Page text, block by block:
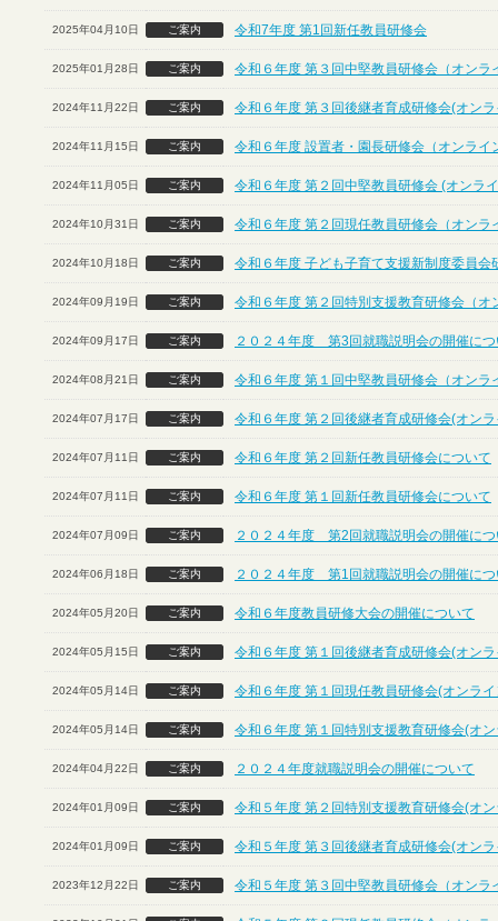
2025年04月10日 ご案内 令和7年度 第1回新任教員研修会
2025年01月28日 ご案内 令和６年度 第３回中堅教員研修会（オンラ
2024年11月22日 ご案内 令和６年度 第３回後継者育成研修会(オン
2024年11月15日 ご案内 令和６年度 設置者・園長研修会（オンライ
2024年11月05日 ご案内 令和６年度 第２回中堅教員研修会 (オンラ
2024年10月31日 ご案内 令和６年度 第２回現任教員研修会（オンラ
2024年10月18日 ご案内 令和６年度 子ども子育て支援新制度委員会
2024年09月19日 ご案内 令和６年度 第２回特別支援教育研修会（オ
2024年09月17日 ご案内 ２０２４年度 第3回就職説明会の開催につ
2024年08月21日 ご案内 令和６年度 第１回中堅教員研修会（オンラ
2024年07月17日 ご案内 令和６年度 第２回後継者育成研修会(オン
2024年07月11日 ご案内 令和６年度 第２回新任教員研修会について
2024年07月11日 ご案内 令和６年度 第１回新任教員研修会について
2024年07月09日 ご案内 ２０２４年度 第2回就職説明会の開催につ
2024年06月18日 ご案内 ２０２４年度 第1回就職説明会の開催につ
2024年05月20日 ご案内 令和６年度教員研修大会の開催について
2024年05月15日 ご案内 令和６年度 第１回後継者育成研修会(オン
2024年05月14日 ご案内 令和６年度 第１回現任教員研修会(オンラ
2024年05月14日 ご案内 令和６年度 第１回特別支援教育研修会(オ
2024年04月22日 ご案内 ２０２４年度就職説明会の開催について
2024年01月09日 ご案内 令和５年度 第２回特別支援教育研修会(オ
2024年01月09日 ご案内 令和５年度 第３回後継者育成研修会(オン
2023年12月22日 ご案内 令和５年度 第３回中堅教員研修会（オンラ